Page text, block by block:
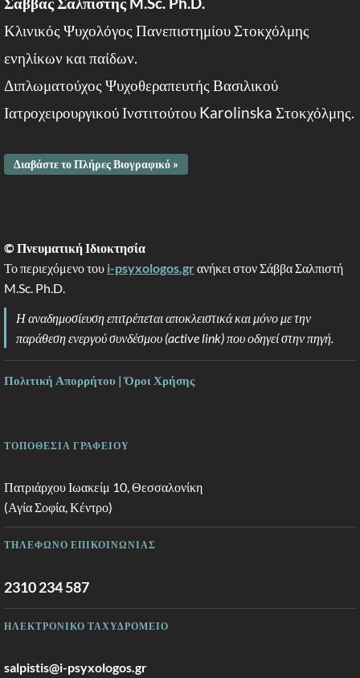
Κλινικός Ψυχολόγος Πανεπιστημίου Στοκχόλμης
ενηλίκων και παίδων.
Διπλωματούχος Ψυχοθεραπευτής Βασιλικού
Ιατροχειρουργικού Ινστιτούτου Karolinska Στοκχόλμης.
Διαβάστε το Πλήρες Βιογραφικό »
© Πνευματική Ιδιοκτησία
Το περιεχόμενο του i-psyxologos.grανήκει στον Σάββα Σαλπιστή
M.Sc. Ph.D.
Η αναδημοσίευση επιτρέπεται αποκλειστικά και μόνο με την
παράθεση ενεργού συνδέσμου (active link) που οδηγεί στην πηγή.
Πολιτική Απορρήτου | Όροι Χρήσης
ΤΟΠΟΘΕΣΙΑ ΓΡΑΦΕΙΟΥ
Πατριάρχου Ιωακείμ 10, Θεσσαλονίκη
(Αγία Σοφία, Κέντρο)
ΤΗΛΕΦΩΝΟ ΕΠΙΚΟΙΝΩΝΙΑΣ
2310 234 587
ΗΛΕΚΤΡΟΝΙΚΟ ΤΑΧΥΔΡΟΜΕΙΟ
salpistis@i-psyxologos.gr